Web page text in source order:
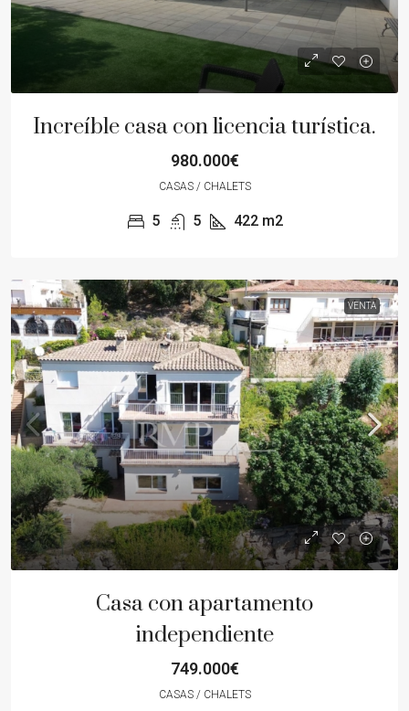
Increíble casa con licencia turística.
980.000€
CASAS / CHALETS
5 5 422 m2
VENTA
Casa con apartamento
independiente
749.000€
CASAS / CHALETS